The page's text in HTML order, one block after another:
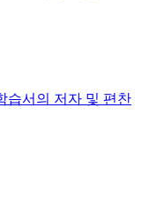
습서의 저자 및 편찬